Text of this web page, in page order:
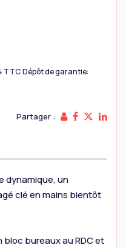
TTCDépôt de garantie:
Partager :
dynamique, un
clé en mains bientôt
bloc bureaux au RDC et